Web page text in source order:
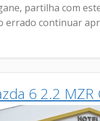
partilha com
errado continuar
6 2.2